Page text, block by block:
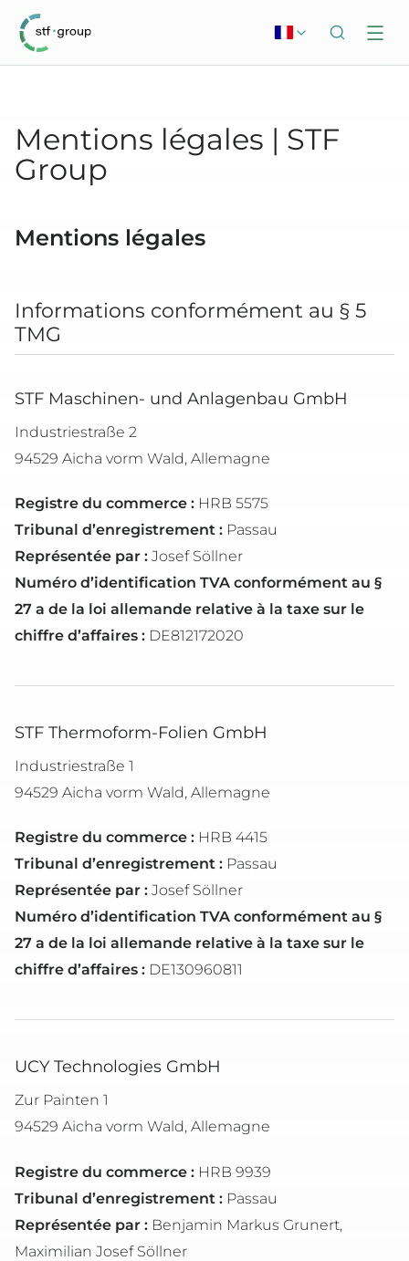
Mentions légales | STF
Group
Mentions légales
Informations conformément au § 5
TMG
STF Maschinen- und Anlagenbau GmbH
Industriestraße 2
94529 Aicha vorm Wald, Allemagne
Registre du commerce : HRB 5575
Tribunal d’enregistrement : Passau
Représentée par : Josef Söllner
Numéro d’identification TVA conformément au §
27 a de la loi allemande relative à la taxe sur le
chiffre d’affaires : DE812172020
STF Thermoform-Folien GmbH
Industriestraße 1
94529 Aicha vorm Wald, Allemagne
Registre du commerce : HRB 4415
Tribunal d’enregistrement : Passau
Représentée par : Josef Söllner
Numéro d’identification TVA conformément au §
27 a de la loi allemande relative à la taxe sur le
chiffre d’affaires : DE130960811
UCY Technologies GmbH
Zur Painten 1
94529 Aicha vorm Wald, Allemagne
Registre du commerce : HRB 9939
Tribunal d’enregistrement : Passau
Représentée par : Benjamin Markus Grunert,
Maximilian Josef Söllner